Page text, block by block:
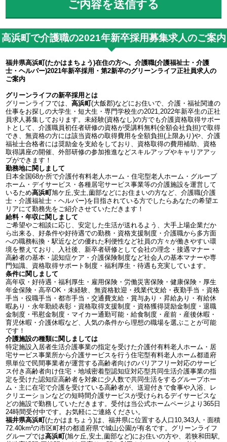
高浜町で介護職の2021年新卒採用募集求人のご案内
福井県高浜町(たかはまちょう)在住の方へ。介護職(介護福祉士・介護
士・ヘルパー)2021年新卒採用・第2新卒のグリーンライフ正社員求人の
ご案内
グリーンライフの新卒採用とは
グリーンライフでは、高浜町(大飯郡)などにお住いで、介護・福祉関連の
仕事をお探しの大学生・短大生・専門学校生の2021,2022年新卒生の正社
員求人募集しております。未経験(資格なし)の方でも介護資格取得サポー
トとして、介護職員初任者研修の資格が受講料無料(全額会社負担)で取得
でき、無資格の方には該当資格の取得費用を全額負担(上限あり)や、介護
福祉士合格者には奨励金を支給をしており、資格取得の費用補助、資格
取得講座の開催、外部研修の参加推進などスキルアップやキャリアアッ
プができます！
勤務地に関しまして
日本全国68か所で介護付有料老人ホーム・住宅型老人ホーム・グループ
ホーム・デイサービス・各種居宅サービス事業等の介護施設を運営して
いるため高浜町旭ケ丘,安土,薗部などにお住まいの方など、介護職(介護
士・介護福祉士・ヘルパー)を目指されている方でしたらあなたの希望エ
リアにて勤務先をご紹介させていただきます！
給料・年収に関しまして
ご希望やご相談に応じ、安定した生活が送れるよう、大手上場企業だか
ら出来る、好条件や好待遇での勤務・資格支援制度・介護職から多方面
への職務転換・駅近などの優れた利便性など社員の方々が働きやすい環
境を整えており、入社後、新卒者研修として会社の理念・接遇マナー・
高齢者の基本・認知症ケア・介護保険制度など社会人の基本マナーや専
門知識、資格取得サポート制度・福利厚生・待遇も充実しています。
条件に関しまして
高年収・好待遇・福利厚生・雇用保険・労働災害保険・健康保険・厚生
年金保険・高卒OK・未経験、無資格歓迎・残業代支給・夜勤手当・資格
手当・役職手当・都市手当・交通費支給・賞与あり・昇給あり・有給休
暇あり・永年勤続表彰・資格取得支援制度・資格獲得奨励金制度・退職
金制度・弔慰金制度・マイカー通勤可能・給食制度・産前・産後休暇・
育児休暇・介護休暇など、人気の条件から理想の職場を選ぶことが可能
です！
介護施設の種類に関しましては
特定施設入居者生活介護事業の指定を受けた介護付有料老人ホーム・居
宅サービス事業所から介護サービスを行う住宅型有料老人ホーム都道府
県単位で民間事業者が運営する高齢者向けのバリアフリー対応のサービ
ス付き高齢者向け住宅・地域密着型認知症対応型共同生活介護事業の指
定を受けた認知症高齢者を対象に少人数で共同生活をするグループホー
ム・主に在宅で介護を受けている高齢者が、送迎付きで食事や入浴、レ
クリエーションなどの短時間介護サービスが受けられるデイサービスな
どの施設で勤務していただきます。受付は当公式ホームページより365日
24時間受付中です。お気軽にご連絡ください。
福井県高浜町(たかはまちょう)は、福井県に位置する人口10,343人・面積
72.40km²の市区町村の都道府県で城山公園が有名です。グリーンライフ
グループでは高浜町(旭ケ丘,安土,薗部など)にお住いの方や、若狭和田駅,